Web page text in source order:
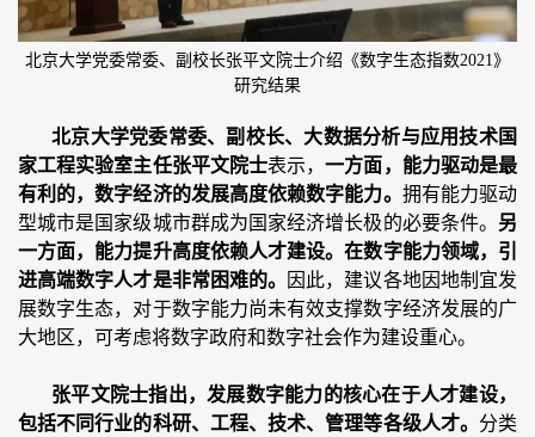
北京大学党委常委、副校长张平文院士介绍《数字生态指数2021》
研究结果
北京大学党委常委、副校长、大数据分析与应用技术国
家工程实验室主任张平文院士表示，一方面，能力驱动是最
有利的，数字经济的发展高度依赖数字能力。 拥有能力驱动
型城市是国家级城市群成为国家经济增长极的必要条件。 另
一方面，能力提升高度依赖人才建设。在数字能力领域，引
进高端数字人才是非常困难的。
因此，建议各地因地制宜发
展数字生态，对于数字能力尚未有效支撑数字经济发展的广
大地区，可考虑将数字政府和数字社会作为建设重心。
张平文院士指出，发展数字能力的核心在于人才建设，
包括不同行业的科研、工程、技术、管理等各级人才。 分类